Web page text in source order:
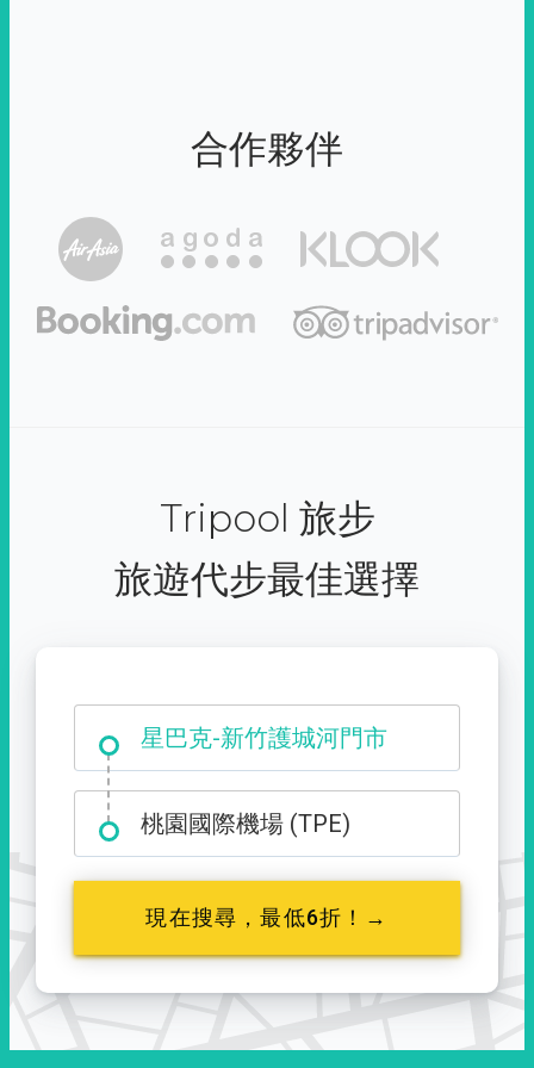
合作夥伴
Tripool 旅步
旅遊代步最佳選擇
星巴克-新竹護城河門市
大霸尖山登山口
桃園國際機場 (TPE)
現在搜尋，最低6折！→